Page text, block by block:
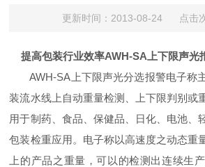
更新时间：2013-08-24 点击
提高包装行业效率AWH-SA上下限声光
AWH-SA上下限声光分选报警电子称
装流水线上自动重量检测、上下限判别或
用于制药、食品、保健品、日化、电池、
包装检重应用。电子称以高速度之动态重
上的产品之重量，可以的检测出连续生